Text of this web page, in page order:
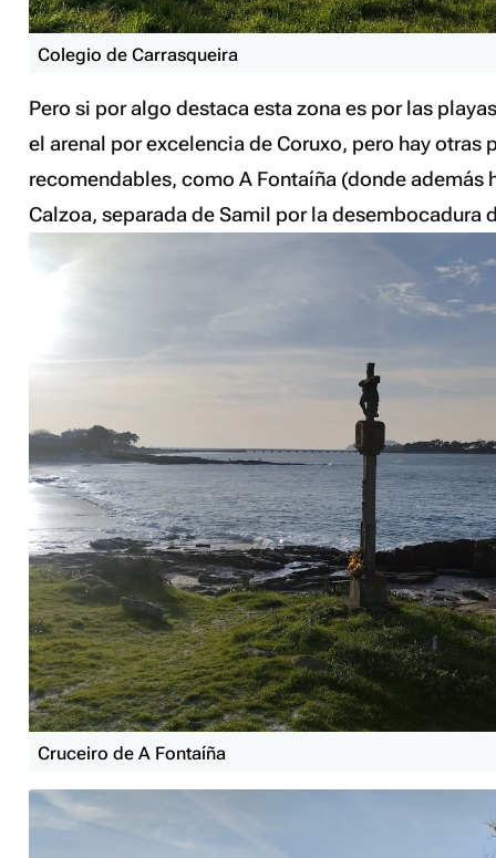
Colegio de Carrasqueira
Pero si por algo destaca esta zona es por las
el arenal por excelencia de Coruxo, pero hay otras
recomendables, como A Fontaíña (donde además
Calzoa, separada de Samil por la desembocadura
Cruceiro de A Fontaíña